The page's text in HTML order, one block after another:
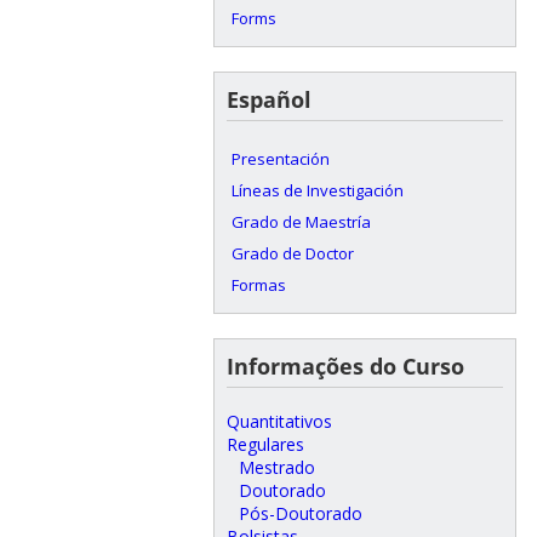
Forms
Español
Presentación
Líneas de Investigación
Grado de Maestría
Grado de Doctor
Formas
Informações do Curso
Quantitativos
Regulares
Mestrado
Doutorado
Pós-Doutorado